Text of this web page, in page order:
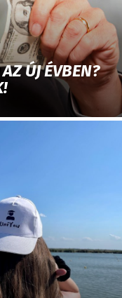
ÚJ ÉVBEN?